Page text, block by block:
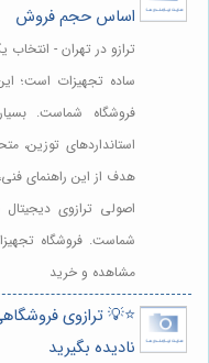
اساس حجم فروش
ترازو در تهران -
ساده تجهیزات است؛
فروشگاه شماست.
استانداردهای
هدف از این راهنمای
اصولی ترازوی
شماست. فروشگاه
مشاهده و خرید
⭐️💡 ترازوی
نادیده بگیرید